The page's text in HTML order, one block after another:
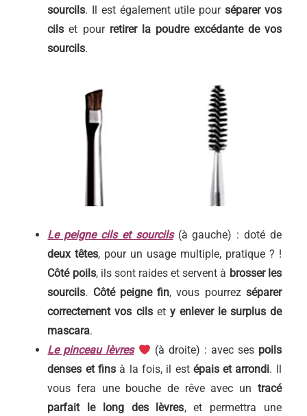
sourcils. Il est également utile pourséparer vos
cils et pour retirer la poudre excédante de vos
sourcils.
Le peigne cils et sourcils(à gauche) : doté de
deux têtes, pour un usage multiple, pratique ? !
Côté poils, ils sont raides et servent à brosser les
sourcils. Côté peigne fin, vous pourrez séparer
correctement vos cilset y enlever le surplus de
mascara.
Le pinceau lèvres
(à droite) : avec ses poils
denses et fins à la fois, il est épais et arrondi. Il
vous fera une bouche de rêve avec un tracé
parfait le long des lèvres, et permettra une